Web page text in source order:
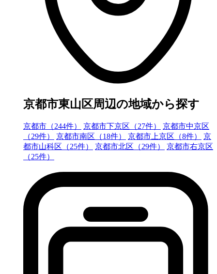
京都市東山区周辺の地域から探す
京都市（244件） 京都市下京区（27件）
京都市中京区
（29件）
京都市南区（18件） 京都市上京区（8件）
京
都市山科区（25件）
京都市北区（29件）
京都市右京区
（25件）